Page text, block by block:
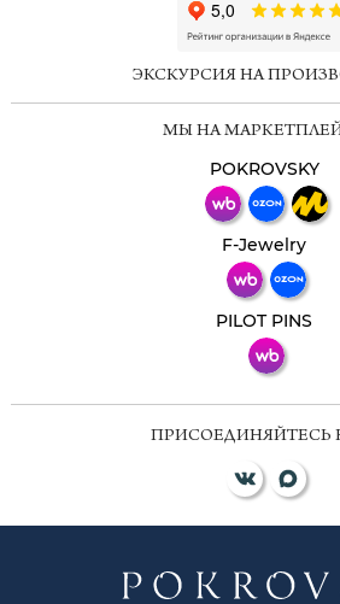
ЭКСКУРСИЯ НА
МЫ НА
POKROVSKY
F-Jewelry
PILOT PINS
ПРИСОЕДИНЯЙТЕСЬ